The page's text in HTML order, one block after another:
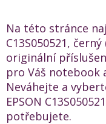
Na této stránce
C13S050521,
originální
pro Váš notebook
Neváhejte a
EPSON
potřebujete.